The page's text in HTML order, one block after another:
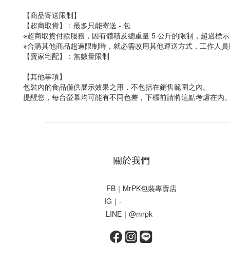
【商品寄送限制】
【超商取貨】：最多只能寄送 - 包
※超商取貨付款服務，因有體積及總重量 5 公斤的限制，超過標
※合購其他商品超過限制時，就必需改用其他運送方式，工作人
【賣家宅配】：無數量限制
【其他事項】
包裝內的食品僅供展示效果之用，不包括在銷售範圍之內。
提醒您，每台螢幕均可能有不同色差，下標前請將這點考慮在內
關於我們
FB｜MrPK包裝專賣店
IG｜-
LINE｜@mrpk